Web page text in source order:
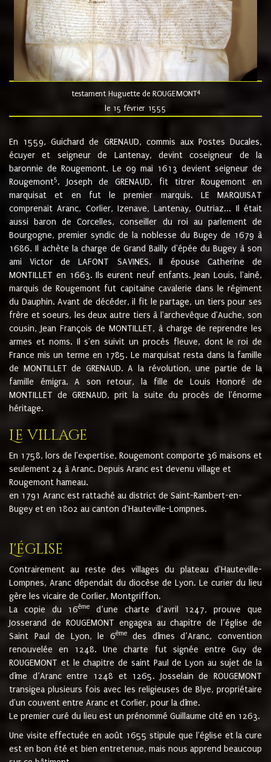
testament Huguette de ROUGEMONT4
le 15 février 1555
En 1559, Guichard de GRENAUD, commis aux Postes Ducales,
écuyer et seigneur de Lantenay, devint coseigneur de la
baronnie de Rougemont. Le 09 mai 1613 devient seigneur de
Rougemont5. Joseph de GRENAUD, fit titrer Rougemont en
marquisat et en fut le premier marquis. LE MARQUISAT
comprenait Aranc, Corlier, Izenave, Lantenay, Outriaz... Il était
aussi baron de Corcelles, conseiller du roi au parlement de
Bourgogne, premier syndic de la noblesse du Bugey de 1679 à
1686. Il achète la charge de Grand Bailly d'épée du Bugey à son
ami Victor de LAFONT SAVINES. Il épouse Catherine de
MONTILLET en 1663. Ils eurent neuf enfants. Jean Louis, l'ainé,
marquis de Rougemont fut capitaine cavalerie dans le régiment
du Dauphin. Avant de décéder, il fit le partage, un tiers pour ses
frère et soeurs, les deux autre tiers à l'archevêque d'Auche, son
cousin, Jean François de MONTILLET, à charge de reprendre les
armes et noms. Il s'en suivit un procès fleuve, dont le roi de
France mis un terme en 1785. Le marquisat resta dans la famille
de MONTILLET de GRENAUD. A la révolution, une partie de la
famille émigra. A son retour, la fille de Louis Honoré de
MONTILLET de GRENAUD, prit la suite du procès de l'énorme
héritage.
Le village
En 1758, lors de l'expertise, Rougemont comporte 36 maisons et
seulement 24 à Aranc. Depuis Aranc est devenu village et
Rougemont hameau.
en 1791 Aranc est rattaché au district de Saint-Rambert-en-
Bugey et en 1802 au canton d'Hauteville-Lompnes.
L'église
Contrairement au reste des villages du plateau d'Hauteville-
Lompnes, Aranc dépendait du diocèse de Lyon. Le curier du lieu
gère les vicaire de Corlier, Montgriffon.
La copie du 16ème
d’une charte d’avril 1247, prouve que
Josserand de ROUGEMONT engagea au chapitre de l’église de
Saint Paul de Lyon, le 6èmedes dîmes d’Aranc, convention
renouvelée en 1248. Une charte fut signée entre Guy de
ROUGEMONT et le chapitre de saint Paul de Lyon au sujet de la
dîme d’Aranc entre 1248 et 1265. Josselain de ROUGEMONT
transigea plusieurs fois avec les religieuses de Blye, propriétaire
d'un couvent entre Aranc et Corlier, pour la dîme.
Le premier curé du lieu est un prénommé Guillaume cité en 1263.
Une visite effectuée en août 1655 stipule que l'église et la cure
est en bon été et bien entretenue, mais nous apprend beaucoup